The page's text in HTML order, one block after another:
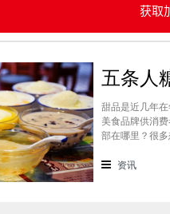
获取
甜品是近几年
美食品牌供消
部在哪里？很
条人糖水铺加
资讯